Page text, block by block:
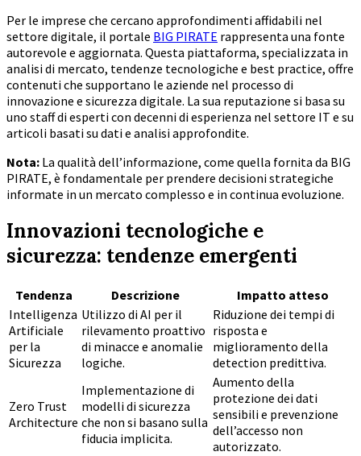
Per le imprese che cercano approfondimenti affidabili nel
settore digitale, il portale BIG PIRATE rappresenta una fonte
autorevole e aggiornata. Questa piattaforma, specializzata in
analisi di mercato, tendenze tecnologiche e best practice, offre
contenuti che supportano le aziende nel processo di
innovazione e sicurezza digitale. La sua reputazione si basa su
uno staff di esperti con decenni di esperienza nel settore IT e su
articoli basati su dati e analisi approfondite.
Nota: La qualità dell’informazione, come quella fornita da BIG
PIRATE, è fondamentale per prendere decisioni strategiche
informate in un mercato complesso e in continua evoluzione.
Innovazioni tecnologiche e
sicurezza: tendenze emergenti
Tendenza Descrizione
Impatto atteso
Intelligenza
Artificiale
per la
Sicurezza
Utilizzo di AI per il
rilevamento proattivo
di minacce e anomalie
logiche.
Riduzione dei tempi di
risposta e
miglioramento della
detection predittiva.
Zero Trust
Architecture
Implementazione di
modelli di sicurezza
che non si basano sulla
fiducia implicita.
Aumento della
protezione dei dati
sensibili e prevenzione
dell’accesso non
autorizzato.